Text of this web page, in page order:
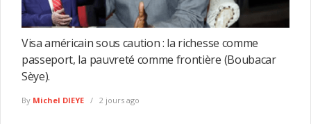
Visa américain sous caution : la richesse comme
passeport, la pauvreté comme frontière (Boubacar
Sèye).
By Michel DIEYE 2 jours ago